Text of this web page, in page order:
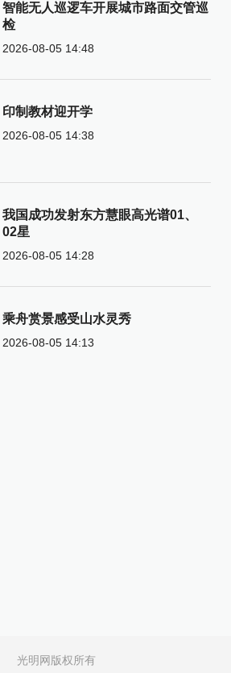
智能无人巡逻车开展城市路面交管巡
检
2026-08-05 14:48
印制教材迎开学
2026-08-05 14:38
我国成功发射东方慧眼高光谱01、
02星
2026-08-05 14:28
乘舟赏景感受山水灵秀
2026-08-05 14:13
光明网版权所有